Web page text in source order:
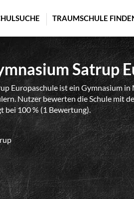
TRAUMSCHULE
Satrup
Europaschule ist ein Gymnasium
Nutzer bewerten die Schule mit
bei 100 % (1 Bewertung).